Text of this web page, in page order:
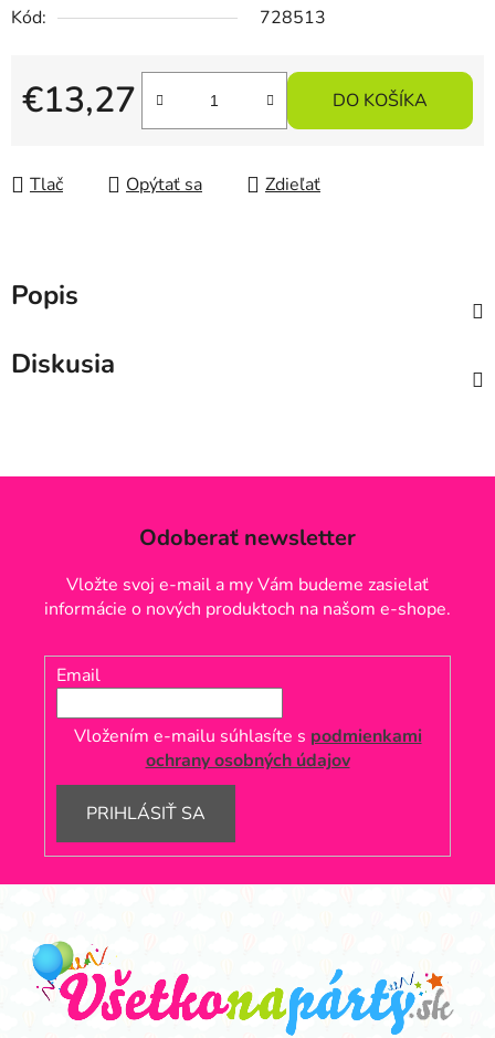
Kód:
728513
€13,27
Jednotková cena:
DO KOŠÍKA
Tlač Opýtať sa Zdieľať
Popis
Diskusia
Odoberať newsletter
Vložte svoj e-mail a my Vám budeme zasielať
informácie o nových produktoch na našom e-shope.
Email
Vložením e-mailu súhlasíte s podmienkami
ochrany osobných údajov
PRIHLÁSIŤ SA
Z